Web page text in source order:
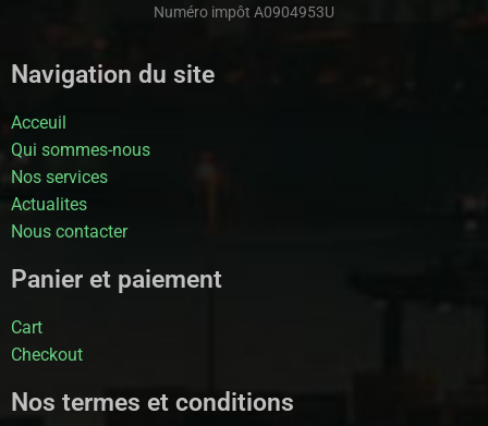
Numéro impôt A0904953U
Navigation du site
Acceuil
Qui sommes-nous
Nos services
Actualites
Nous contacter
Panier et paiement
Cart
Checkout
Nos termes et conditions